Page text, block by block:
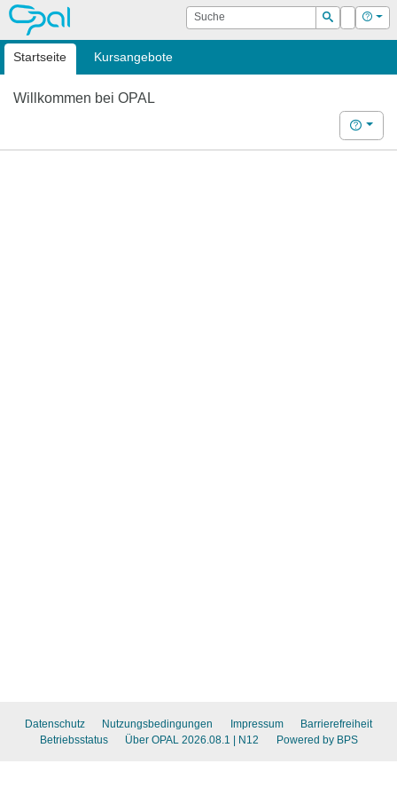
OPAL Suche
Suchen
Login Hilfe
Startseite Kursangebote
Willkommen bei OPAL
Hilfe
Datenschutz Nutzungsbedingungen Impressum
Barrierefreiheit
Betriebsstatus
Über OPAL 2026.08.1 | N12 Powered by BPS